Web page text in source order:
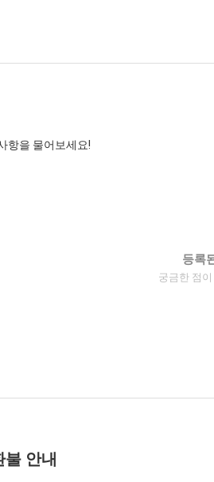
항을 물어보세요!
등록
궁금한 점
안내